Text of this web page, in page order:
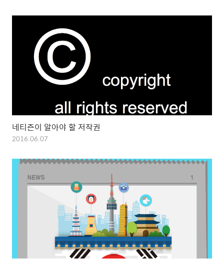
네티즌이 알아야 할 저작권
2016.06.07